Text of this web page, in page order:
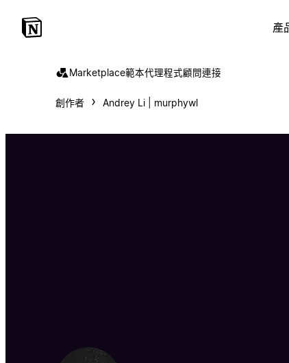
產
Marketplace範本代理程式顧問連接
創作者 Andrey Li | murphywl